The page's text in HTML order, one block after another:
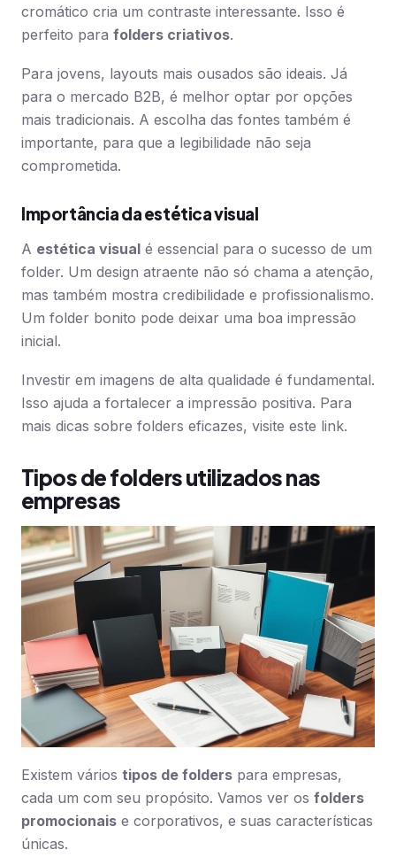
cromático cria um contraste interessante. Isso é
perfeito para folders criativos.
Para jovens, layouts mais ousados são ideais. Já
para o mercado B2B, é melhor optar por opções
mais tradicionais. A escolha das fontes também é
importante, para que a legibilidade não seja
comprometida.
Importância da estética visual
A estética visual é essencial para o sucesso de um
folder. Um design atraente não só chama a atenção,
mas também mostra credibilidade e profissionalismo.
Um folder bonito pode deixar uma boa impressão
inicial.
Investir em imagens de alta qualidade é fundamental.
Isso ajuda a fortalecer a impressão positiva. Para
mais dicas sobre folders eficazes, visite este link.
Tipos de folders utilizados nas
empresas
Existem vários tipos de folders para empresas,
cada um com seu propósito. Vamos ver os folders
promocionais e corporativos, e suas características
únicas.